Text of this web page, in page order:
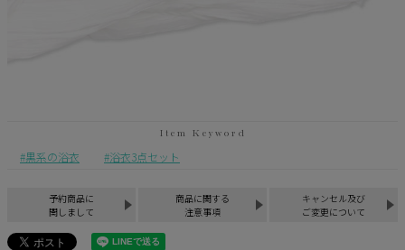
黒系の浴衣 浴衣3点セット
予約商品に
関しまして
商品に関する
注意事項
キャンセル及び
ご変更について